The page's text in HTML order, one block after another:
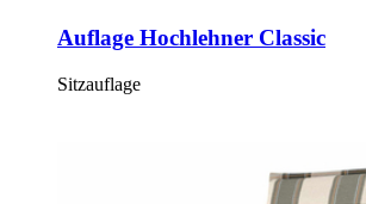
Auflage Hochlehner Classic
Sitzauflage